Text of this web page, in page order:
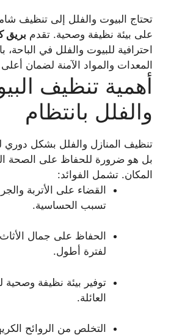
تحتاج البيوت والفلل إلى تنظيف
على بيئة نظيفة وصحية. تقدم بريق
احترافية للبيوت والفلل في
المعدات والمواد الآمنة لضمان
أهمية تنظيف
والفلل بانتظام
تنظيف المنازل والفلل بشكل دوري
بل هو ضرورة للحفاظ على الصحة
المكان. تشمل الفوائد:
القضاء على الأتربة
تسبب الحساسية.
الحفاظ على جمال
لفترة أطول.
توفير بيئة نظيفة وصحية
العائلة.
التخلص من الروائح